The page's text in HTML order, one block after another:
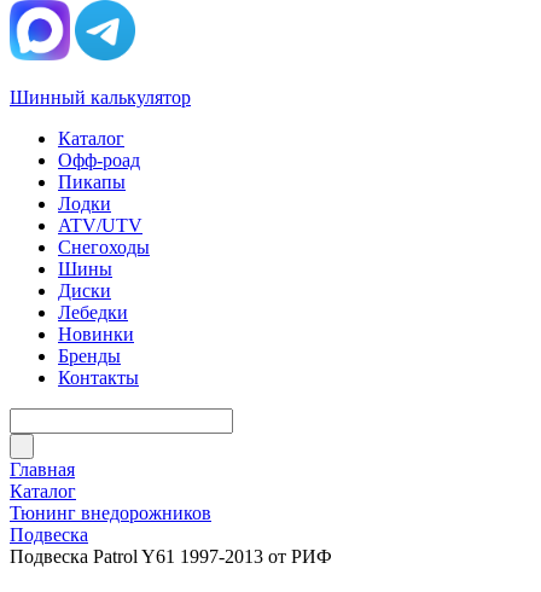
Шинный калькулятор
Каталог
Офф-роад
Пикапы
Лодки
ATV/UTV
Снегоходы
Шины
Диски
Лебедки
Новинки
Бренды
Контакты
Главная
Каталог
Тюнинг внедорожников
Подвеска
Подвеска Patrol Y61 1997-2013 от РИФ